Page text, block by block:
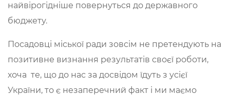
найвірогідніше повернуться до державного
бюджету.
Посадовці міської ради зовсім не претендують на
позитивне визнання результатів своєї роботи,
хоча те, що до нас за досвідом їдуть з усієї
України, то є незаперечний факт і ми маємо